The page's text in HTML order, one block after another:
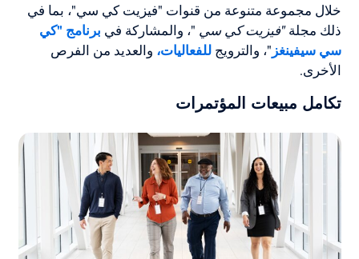
خلال مجموعة متنوعة من قنوات "فيزيت كي سي"، بما في
ذلك مجلة"فيزيت كي سي "، والمشاركة في برنامج "كي
سي سيفينغز"، والترويجللفعاليات، والعديد من الفرص
الأخرى.
تكامل مبيعات المؤتمرات